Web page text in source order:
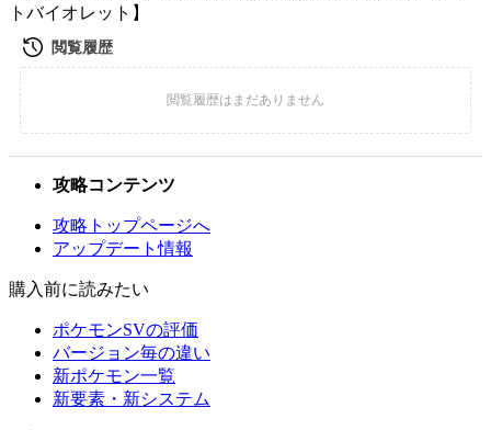
トバイオレット】
攻略コンテンツ
攻略トップページへ
アップデート情報
購入前に読みたい
ポケモンSVの評価
バージョン毎の違い
新ポケモン一覧
新要素・新システム